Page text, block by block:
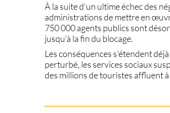
À la suite d’un ultime échec des
administrations demettre en
750 000 agents publics sont
jusqu'à la fin du blocage.
Les conséquences s'étendent
perturbé, les services sociaux
des millions de touristes affluent à